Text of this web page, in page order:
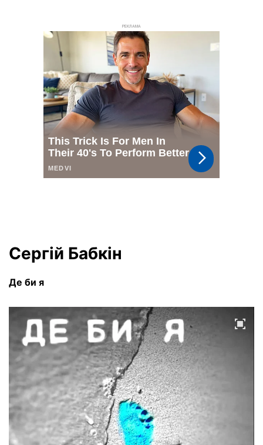
РЕКЛАМА
Сергій Бабкін
Де би я